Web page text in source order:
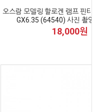
오스람 모델링 할로겐 램프 핀타입
GX6.35 (64540) 사진 촬영 조명
18,000원